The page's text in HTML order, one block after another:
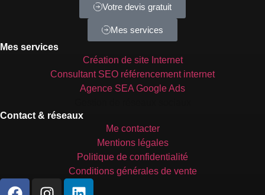
Votre devis gratuit
Mes services
Mes services
Création de site Internet
Consultant SEO référencement internet
Agence SEA Google Ads
Contact & réseaux
Me contacter
Mentions légales
Politique de confidentialité
Conditions générales de vente